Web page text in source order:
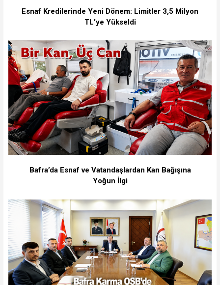
Esnaf Kredilerinde Yeni Dönem: Limitler 3,5 Milyon
TL’ye Yükseldi
Bafra’da Esnaf ve Vatandaşlardan Kan Bağışına
Yoğun İlgi